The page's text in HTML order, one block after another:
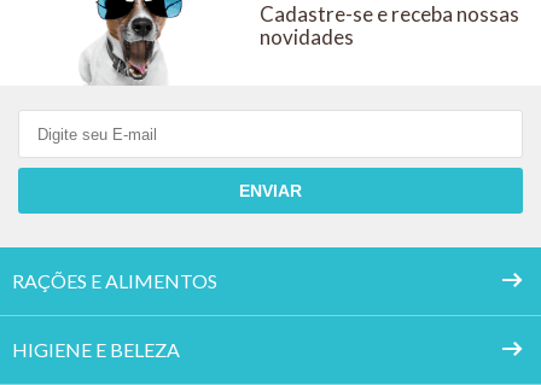
KIT COM 6
Cadastre-se e receba nossas
novidades
ENVIAR
RAÇÕES E ALIMENTOS
HIGIENE E BELEZA